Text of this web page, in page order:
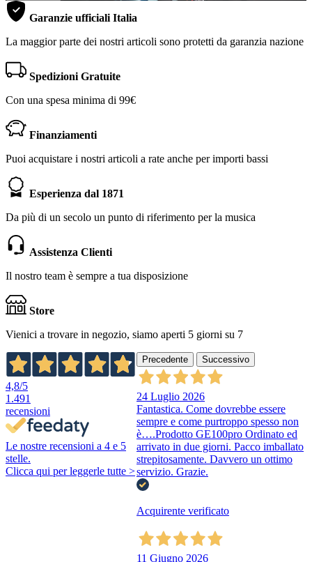
Garanzie ufficiali Italia
La maggior parte dei nostri articoli sono protetti da garanzia nazione
Spedizioni Gratuite
Con una spesa minima di 99€
Finanziamenti
Puoi acquistare i nostri articoli a rate anche per importi bassi
Esperienza dal 1871
Da più di un secolo un punto di riferimento per la musica
Assistenza Clienti
Il nostro team è sempre a tua disposizione
Store
Vienici a trovare in negozio, siamo aperti 5 giorni su 7
4,8/5
1.491
recensioni
Le nostre recensioni a 4 e 5
stelle.
Clicca qui per leggerle tutte >
Precedente Successivo
24 Luglio 2026
Fantastica. Come dovrebbe essere
sempre e come purtroppo spesso non
è….Prodotto GE100pro Ordinato ed
arrivato in due giorni. Pacco imballato
strepitosamente. Davvero un ottimo
servizio. Grazie.
Acquirente verificato
11 Giugno 2026